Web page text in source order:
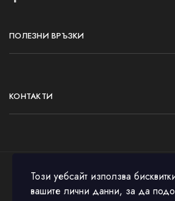
ПОЛЕЗНИ ВРЪЗКИ
КОНТАКТИ
© 2023 All rights
Този уебсайт използва
вашите лични данни, за да